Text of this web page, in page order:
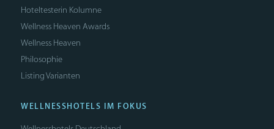
Hoteltesterin Kolumne
Wellness Heaven Awards
Wellness Heaven
Philosophie
Listing Varianten
WELLNESSHOTELS IM FOKUS